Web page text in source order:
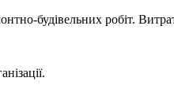
будівельних робіт.